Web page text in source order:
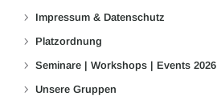
Impressum & Datenschutz
Platzordnung
Seminare | Workshops | Events 2026
Unsere Gruppen